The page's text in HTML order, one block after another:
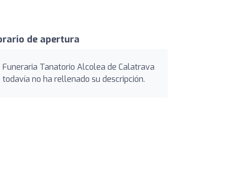
de apertura
Funeraria Tanatorio Alcolea de Calatrava
todavía no ha rellenado su descripción.